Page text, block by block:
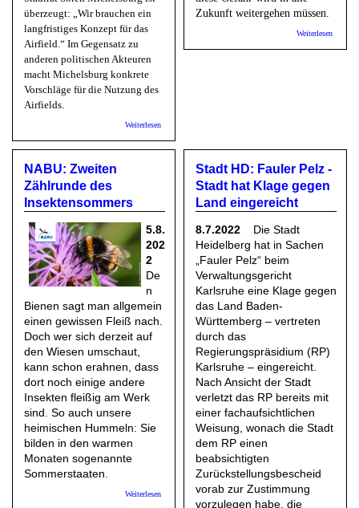
überzeugt: „Wir brauchen ein
langfristiges Konzept für das
Airfield.“ Im Gegensatz zu
anderen politischen Akteuren
macht Michelsburg konkrete
Vorschläge für die Nutzung des
Airfields.
Weiterlesen
Zukunft weitergehen müssen.
Weiterlesen
NABU: Zweiten
Zählrunde des
Insektensommers
5.8.
202
2
De
n
Bienen sagt man allgemein
einen gewissen Fleiß nach.
Doch wer sich derzeit auf
den Wiesen umschaut,
kann schon erahnen, dass
dort noch einige andere
Insekten fleißig am Werk
sind. So auch unsere
heimischen Hummeln: Sie
bilden in den warmen
Monaten sogenannte
Sommerstaaten.
Weiterlesen über NABU: Zweiten Zählrunde des Insektensommers
Stadt HD: Fauler Pelz -
Stadt hat Klage gegen
Land eingereicht
8.7.2022
Die Stadt
Heidelberg hat in Sachen
„Fauler Pelz“ beim
Verwaltungsgericht
Karlsruhe eine Klage gegen
das Land Baden-
Württemberg – vertreten
durch das
Regierungspräsidium (RP)
Karlsruhe – eingereicht.
Nach Ansicht der Stadt
verletzt das RP bereits mit
einer fachaufsichtlichen
Weisung, wonach die Stadt
dem RP einen
beabsichtigten
Zurückstellungsbescheid
vorab zur Zustimmung
vorzulegen habe, die